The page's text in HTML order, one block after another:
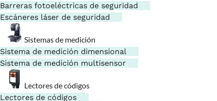
Barreras fotoeléctricas de seguridad
Escáneres láser de seguridad
Sistemas de medición
Sistema de medición dimensional
Sistema de medición multisensor
Lectores de códigos
Lectores de códigos